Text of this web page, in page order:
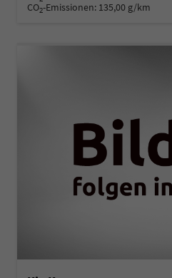
CO2-Emissionen: 135,00 g/km